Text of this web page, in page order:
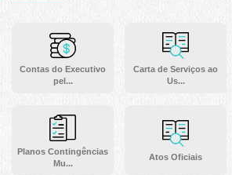
Contas do Executivo
pel...
Planos Contingências
Mu...
Carta de Serviços ao
Us...
Atos Oficiais